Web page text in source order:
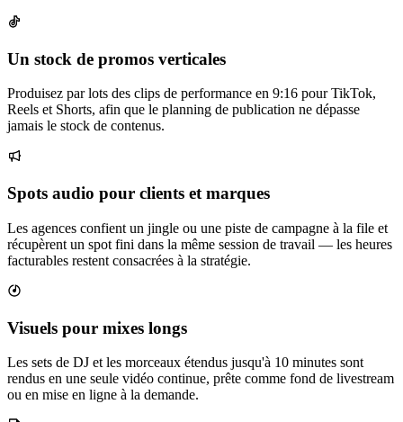
Un stock de promos verticales
Produisez par lots des clips de performance en 9:16 pour TikTok,
Reels et Shorts, afin que le planning de publication ne dépasse
jamais le stock de contenus.
Spots audio pour clients et marques
Les agences confient un jingle ou une piste de campagne à la file et
récupèrent un spot fini dans la même session de travail — les heures
facturables restent consacrées à la stratégie.
Visuels pour mixes longs
Les sets de DJ et les morceaux étendus jusqu'à 10 minutes sont
rendus en une seule vidéo continue, prête comme fond de livestream
ou en mise en ligne à la demande.